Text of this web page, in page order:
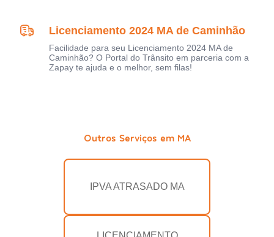
Licenciamento 2024 MA de Caminhão
Facilidade para seu Licenciamento 2024 MA de
Caminhão? O Portal do Trânsito em parceria com a
Zapay te ajuda e o melhor, sem filas!
Outros Serviços em MA
IPVA ATRASADO MA